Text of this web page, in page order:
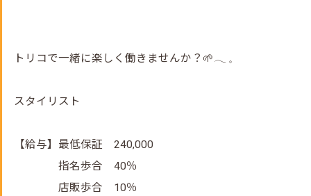
トリコで一緒に楽しく働きませんか？🌱𓂃 𓈒
スタイリスト
【給与】最低保証 240,000
指名歩合 40％
店販歩合 10％